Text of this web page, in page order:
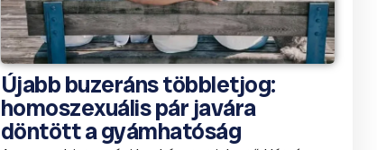
Újabb buzeráns többletjog:
homoszexuális pár javára
döntött a gyámhatóság